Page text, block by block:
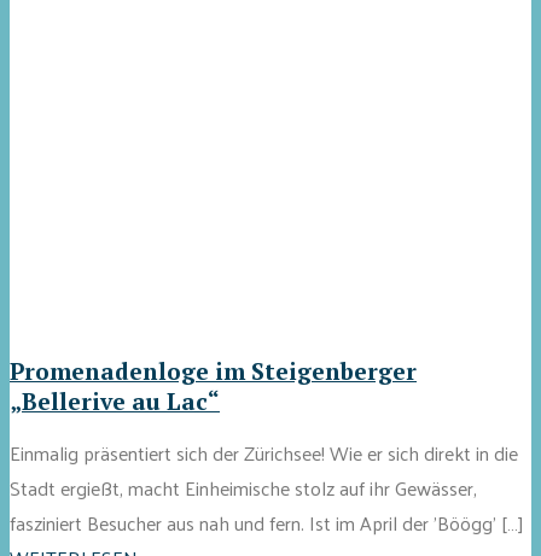
Promenadenloge im Steigenberger
„Bellerive au Lac“
Einmalig präsentiert sich der Zürichsee! Wie er sich direkt in die
Stadt ergießt, macht Einheimische stolz auf ihr Gewässer,
fasziniert Besucher aus nah und fern. Ist im April der 'Böögg' […]